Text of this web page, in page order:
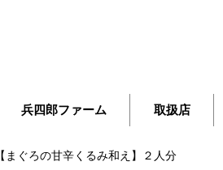
兵四郎ファーム 取扱店
【まぐろの甘辛くるみ和え】２人分